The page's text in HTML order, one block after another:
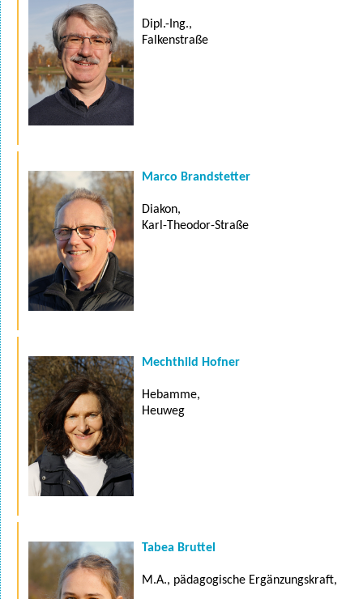
Dipl.-Ing.,
Falkenstraße
Marco Brandstetter
Diakon,
Karl-Theodor-Straße
Mechthild Hofner
Hebamme,
Heuweg
Tabea Bruttel
M.A., pädagogische Ergänzungskraft,